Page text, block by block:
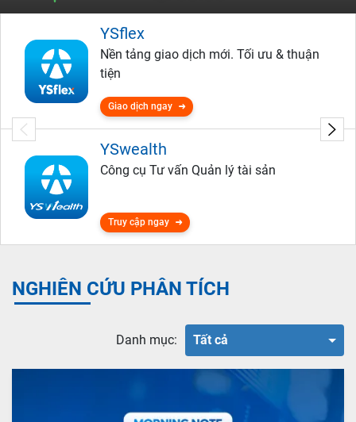
YSflex
Nền tảng giao dịch mới. Tối ưu & thuận
tiện
Giao dịch ngay
YSwealth
Công cụ Tư vấn Quản lý tài sản
Truy cập ngay
NGHIÊN CỨU PHÂN TÍCH
Danh mục: Tất cả